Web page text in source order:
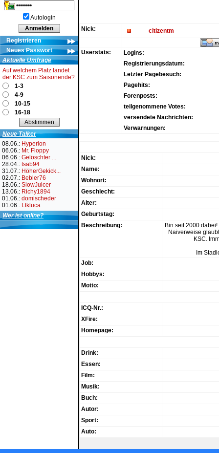
Autologin
Registrieren
Neues Passwort
Aktuelle Umfrage
Auf welchem Platz landet
der KSC zum Saisonende?
1-3
4-9
10-15
16-18
Neue Talker
08.06.: Hyperion
06.06.: Mr. Floppy
06.06.: Gelöschter ...
28.04.: tsab94
31.07.: HöherGekick...
02.07.: Bebler76
18.06.: SlowJuicer
13.06.: Richy1894
01.06.: domischeder
01.06.: Ltkluca
Wer ist online?
Nick: citizentm
Userstats:
Logins:
Registrierungsdatum:
Letzter Pagebesuch:
Pagehits:
Forenposts:
teilgenommene Votes:
versendete Nachrichten:
Verwarnungen:
Nick:
Name:
Wohnort:
Geschlecht:
Alter:
Geburtstag:
Beschreibung:
Bin seit 2000
Naiverweise
KSC.
Im
Job:
Hobbys:
Motto:
ICQ-Nr.:
XFire:
Homepage:
Drink:
Essen:
Film:
Musik:
Buch:
Autor:
Sport:
Auto: